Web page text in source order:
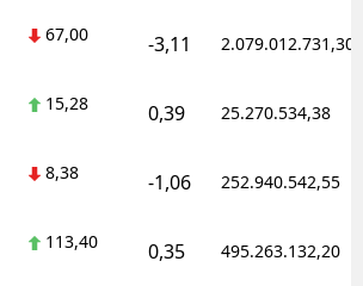
67,00 -3,11 2.079.012.731,30
15,28 0,39 25.270.534,38
8,38 -1,06 252.940.542,55
113,40 0,35 495.263.132,20